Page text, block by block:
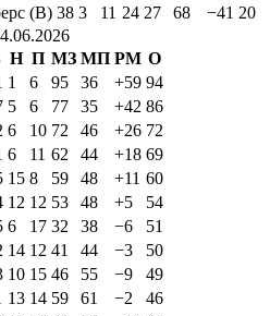
(В) 38 3 11 24 27 68 −41 20
Н П МЗ МП РМ О
1 6 95 36 +59 94
5 6 77 35 +42 86
6 10 72 46 +26 72
6 11 62 44 +18 69
15 8 59 48 +11 60
12 12 53 48 +5
54
6 17 32 38 −6
51
14 12 41 44 −3
50
10 15 46 55 −9
49
13 14 59 61 −2
46